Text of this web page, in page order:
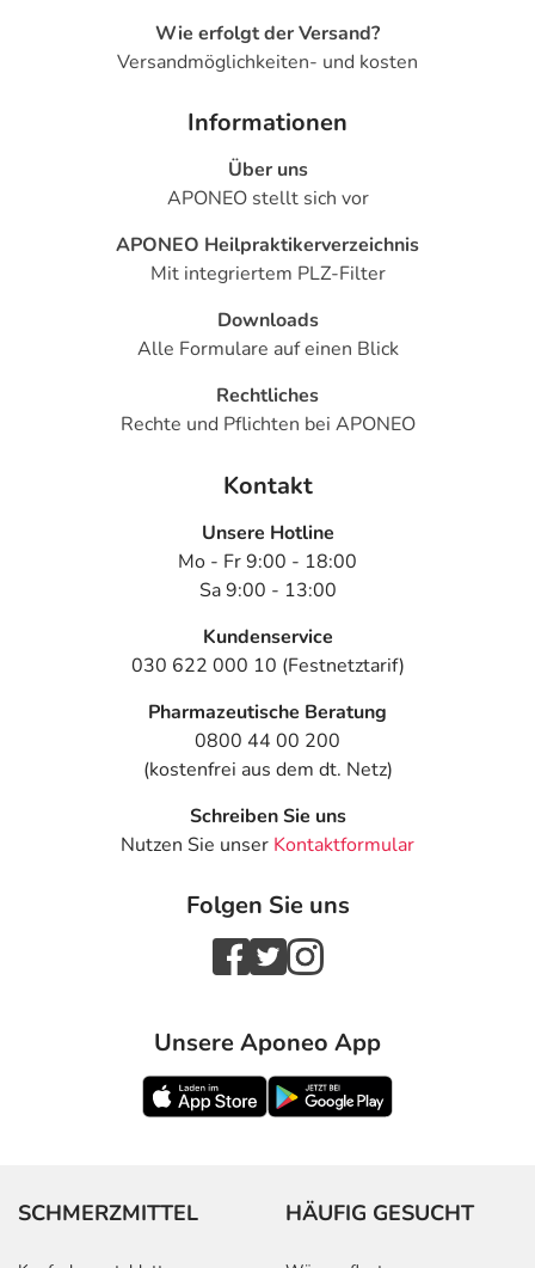
Wie erfolgt der Versand?
Versandmöglichkeiten- und kosten
Informationen
Über uns
APONEO stellt sich vor
APONEO Heilpraktikerverzeichnis
Mit integriertem PLZ-Filter
Downloads
Alle Formulare auf einen Blick
Rechtliches
Rechte und Pflichten bei APONEO
Kontakt
Unsere Hotline
Mo - Fr 9:00 - 18:00
Sa 9:00 - 13:00
Kundenservice
030 622 000 10 (Festnetztarif)
Pharmazeutische Beratung
0800 44 00 200
(kostenfrei aus dem dt. Netz)
Schreiben Sie uns
Nutzen Sie unser Kontaktformular
Folgen Sie uns
Unsere Aponeo App
SCHMERZMITTEL HÄUFIG GESUCHT